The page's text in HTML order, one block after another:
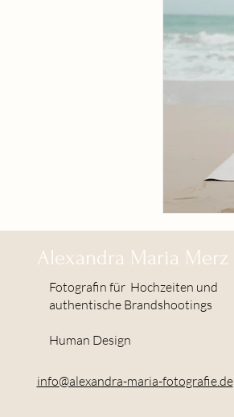
Alexandra Maria Merz
Fotografin für Hochzeiten und
authentische Brandshootings
Human Design
info@alexandra-maria-fotografie.de